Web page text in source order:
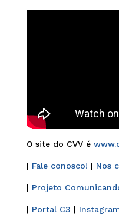
O site do CVV é
| Fale conosco! | Nos
| Projeto
| Portal C3 |